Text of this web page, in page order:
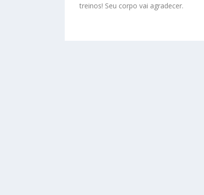
treinos! Seu corpo vai agradecer.